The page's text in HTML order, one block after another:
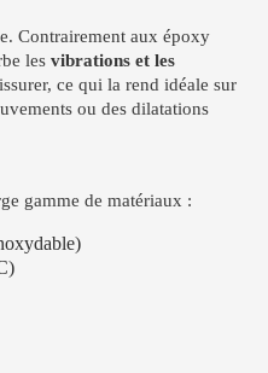
Contrairement aux époxy
les vibrations et les
ce qui la rend idéale sur
ou des dilatations
gamme de matériaux :